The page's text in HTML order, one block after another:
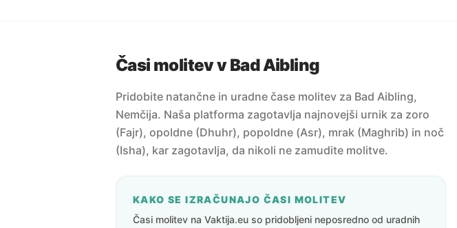
Časi molitev v Bad Aibling
Pridobite natančne in uradne čase molitev za Bad Aibling,
Nemčija. Naša platforma zagotavlja najnovejši urnik za zoro
(Fajr), opoldne (Dhuhr), popoldne (Asr), mrak (Maghrib) in noč
(Isha), kar zagotavlja, da nikoli ne zamudite molitve.
KAKO SE IZRAČUNAJO ČASI MOLITEV
Časi molitev na Vaktija.eu so pridobljeni neposredno od uradnih